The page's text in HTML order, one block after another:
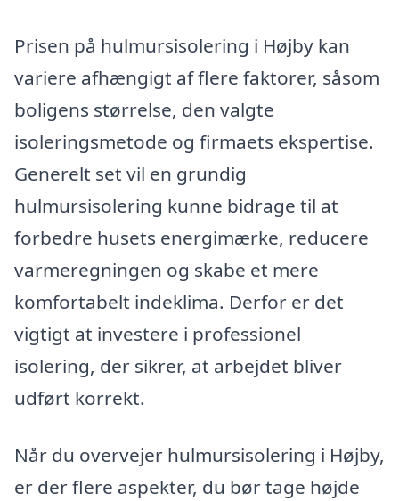
Prisen på hulmursisolering i Højby kan
variere afhængigt af flere faktorer, såsom
boligens størrelse, den valgte
isoleringsmetode og firmaets ekspertise.
Generelt set vil en grundig
hulmursisolering kunne bidrage til at
forbedre husets energimærke, reducere
varmeregningen og skabe et mere
komfortabelt indeklima. Derfor er det
vigtigt at investere i professionel
isolering, der sikrer, at arbejdet bliver
udført korrekt.
Når du overvejer hulmursisolering i Højby,
er der flere aspekter, du bør tage højde